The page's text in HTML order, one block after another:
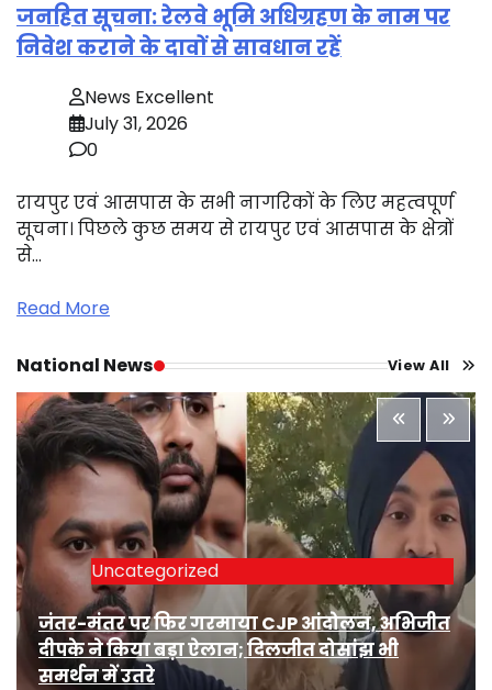
जनहित सूचना: रेलवे भूमि अधिग्रहण के नाम पर
निवेश कराने के दावों से सावधान रहें
News Excellent
July 31, 2026
0
रायपुर एवं आसपास के सभी नागरिकों के लिए महत्वपूर्ण
सूचना। पिछले कुछ समय से रायपुर एवं आसपास के क्षेत्रों
से…
Read More
National News View All
Uncategorized
जंतर-मंतर पर फिर गरमाया CJP आंदोलन, अभिजीत
दीपके ने किया बड़ा ऐलान; दिलजीत दोसांझ भी
समर्थन में उतरे